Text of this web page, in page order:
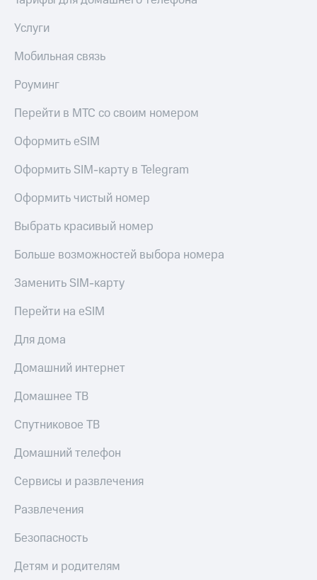
Услуги
Мобильная связь
Роуминг
Перейти в МТС со своим номером
Оформить eSIM
Оформить SIM-карту в Telegram
Оформить чистый номер
Выбрать красивый номер
Больше возможностей выбора номера
Заменить SIM-карту
Перейти на eSIM
Для дома
Домашний интернет
Домашнее ТВ
Спутниковое ТВ
Домашний телефон
Сервисы и развлечения
Развлечения
Безопасность
Детям и родителям